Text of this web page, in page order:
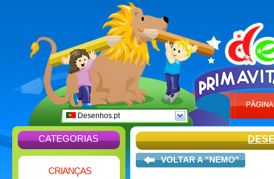
Desenhos.pt
CATEGORIAS
CRIANÇAS
VOLTAR A "NEMO"